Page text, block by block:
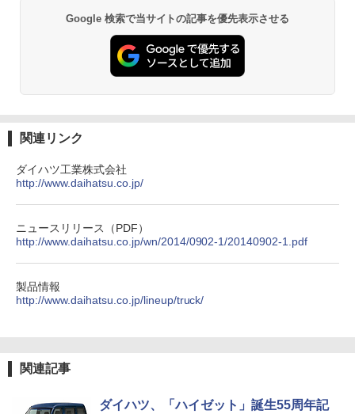
Google 検索で当サイトの記事を優先表示させる
関連リンク
ダイハツ工業株式会社
http://www.daihatsu.co.jp/
ニュースリリース（PDF）
http://www.daihatsu.co.jp/wn/2014/0902-1/20140902-1.pdf
製品情報
http://www.daihatsu.co.jp/lineup/truck/
関連記事
ダイハツ、「ハイゼット」誕生55周年記